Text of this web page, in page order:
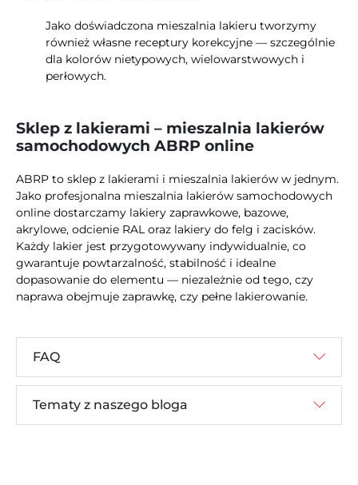
Jako doświadczona mieszalnia lakieru tworzymy
również własne receptury korekcyjne — szczególnie
dla kolorów nietypowych, wielowarstwowych i
perłowych.
Sklep z lakierami – mieszalnia lakierów
samochodowych ABRP online
ABRP to sklep z lakierami i mieszalnia lakierów w jednym.
Jako profesjonalna mieszalnia lakierów samochodowych
online dostarczamy lakiery zaprawkowe, bazowe,
akrylowe, odcienie RAL oraz lakiery do felg i zacisków.
Każdy lakier jest przygotowywany indywidualnie, co
gwarantuje powtarzalność, stabilność i idealne
dopasowanie do elementu — niezależnie od tego, czy
naprawa obejmuje zaprawkę, czy pełne lakierowanie.
FAQ
Tematy z naszego bloga